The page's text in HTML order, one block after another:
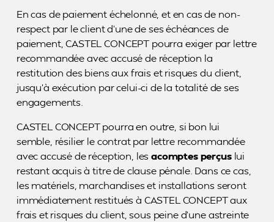
En cas de paiement échelonné, et en cas de non-
respect par le client d’une de ses échéances de
paiement, CASTEL CONCEPT pourra exiger par lettre
recommandée avec accusé de réception la
restitution des biens aux frais et risques du client,
jusqu’à exécution par celui-ci de la totalité de ses
engagements.
CASTEL CONCEPT pourra en outre, si bon lui
semble, résilier le contrat par lettre recommandée
avec accusé de réception, lesacomptes perçus lui
restant acquis à titre de clause pénale. Dans ce cas,
les matériels, marchandises et installations seront
immédiatement restitués à CASTEL CONCEPT aux
frais et risques du client, sous peine d’une astreinte